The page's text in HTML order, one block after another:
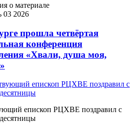
о материале
03 2026
прошла четвёртая
конференция
«Хвали, душа моя,
епископ РЦХВЕ поздравил с